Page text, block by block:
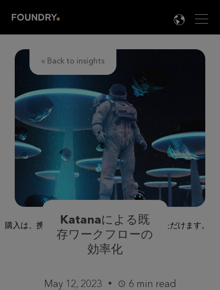

« Back to insights
Katanaによる既
存ワークフローの
効率化
May 12, 2023 6 min read